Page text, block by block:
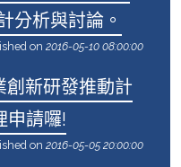
分析與討論。
on 2016-05-10 08:00:00
創新研發推動計
申請囉!
on 2016-05-05 20:00:00